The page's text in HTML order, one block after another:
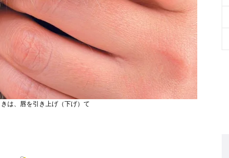
は、唇を引き上げ（下げ）て